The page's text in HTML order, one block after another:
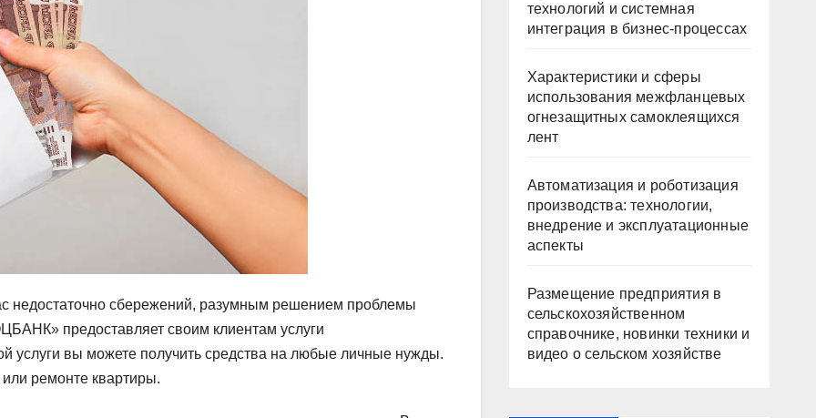
недостаточно сбережений, разумным решением проблемы
предоставляет своим клиентам услуги
услуги вы можете получить средства на любые личные нужды.
ремонте квартиры.
технологий и системная
интеграция в бизнес-процессах
Характеристики и сферы
использования межфланцевых
огнезащитных самоклеящихся
лент
Автоматизация и роботизация
производства: технологии,
внедрение и эксплуатационные
аспекты
Размещение предприятия в
сельскохозяйственном
справочнике, новинки техники и
видео о сельском хозяйстве